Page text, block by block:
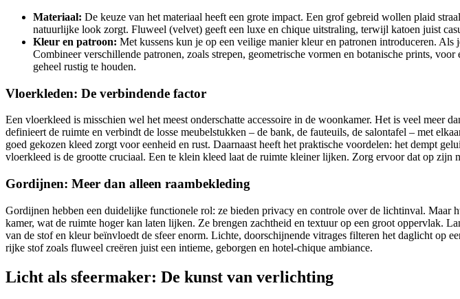
Materiaal: De keuze van het materiaal heeft een grote impact. Een grof gebreid wollen plaid
natuurlijke look zorgt. Fluweel (velvet) geeft een luxe en chique uitstraling, terwijl katoen juist
Kleur en patroon: Met kussens kun je op een veilige manier kleur en patronen introduceren.
Combineer verschillende patronen, zoals strepen, geometrische vormen en botanische prints,
geheel rustig te houden.
Vloerkleden: De verbindende factor
Een vloerkleed is misschien wel het meest onderschatte accessoire in de woonkamer. Het is veel
definieert de ruimte en verbindt de losse meubelstukken – de bank, de fauteuils, de salontafel – met
goed gekozen kleed zorgt voor eenheid en rust. Daarnaast heeft het praktische voordelen: het dempt
vloerkleed is de grootte cruciaal. Een te klein kleed laat de ruimte kleiner lijken. Zorg ervoor dat op
Gordijnen: Meer dan alleen raambekleding
Gordijnen hebben een duidelijke functionele rol: ze bieden privacy en controle over de lichtinval. Maar
kamer, wat de ruimte hoger kan laten lijken. Ze brengen zachtheid en textuur op een groot oppervlak.
van de stof en kleur beïnvloedt de sfeer enorm. Lichte, doorschijnende vitrages filteren het daglicht op
rijke stof zoals fluweel creëren juist een intieme, geborgen en hotel-chique ambiance.
Licht als sfeermaker: De kunst van verlichting